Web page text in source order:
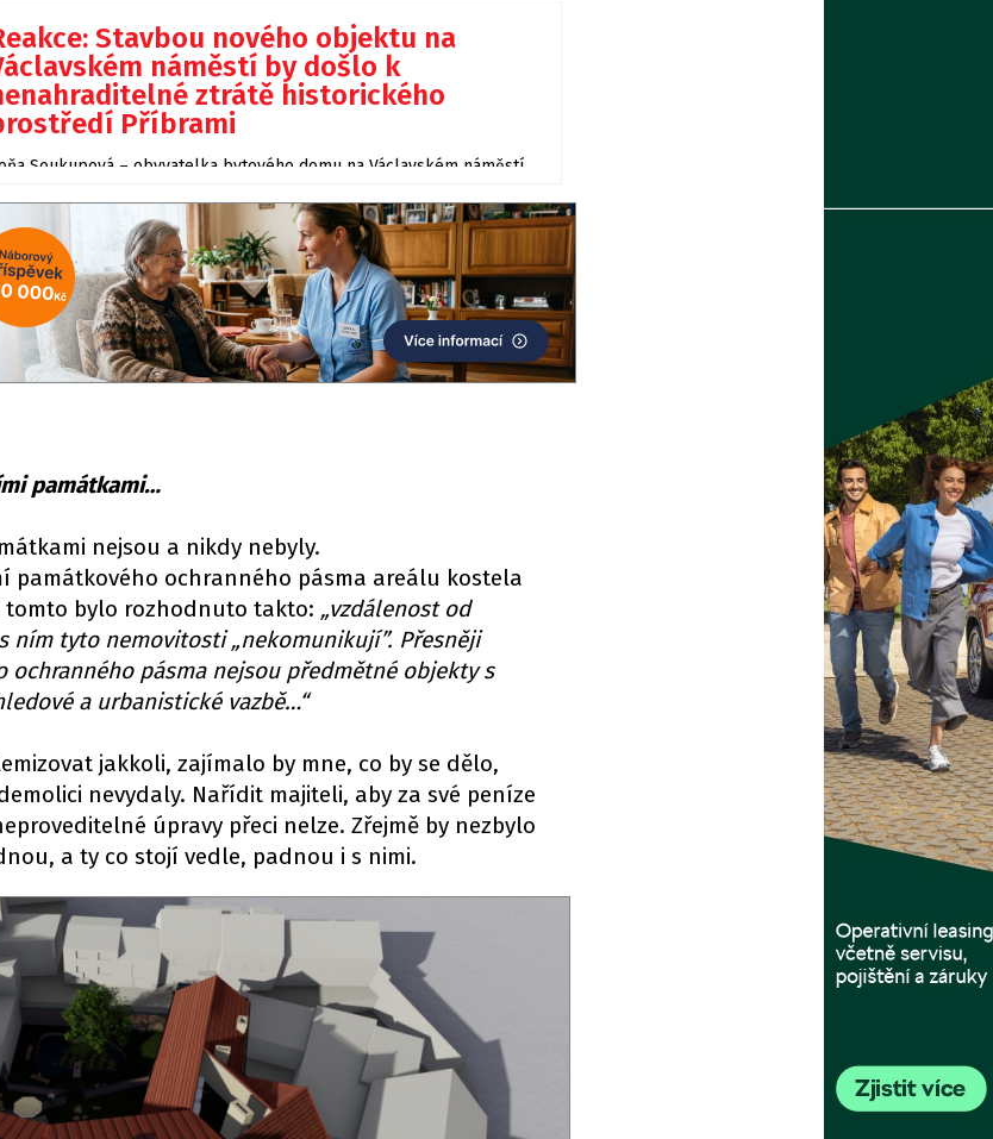
Stavbou nového objektu na
náměstí by došlo k
ztrátě historického
Příbrami
Soukupová – obyvatelka bytového domu na Václavském náměstí
památkami…
nejsou a nikdy nebyly.
památkového ochranného pásma areálu kostela
tomto bylo rozhodnuto takto: „vzdálenost od
ním tyto nemovitosti „nekomunikují”. Přesněji
pásma nejsou předmětné objekty s
a urbanistické vazbě…“
jakkoli, zajímalo by mne, co by se dělo,
nevydaly. Nařídit majiteli, aby za své peníze
úpravy přeci nelze. Zřejmě by nezbylo
a ty co stojí vedle, padnou i s nimi.